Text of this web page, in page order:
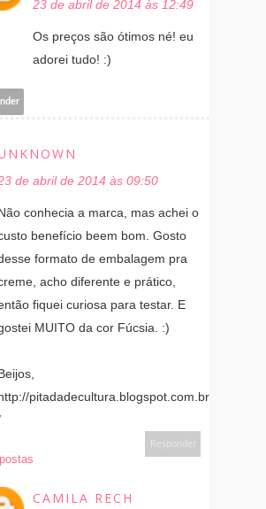
23 de abril de 2014 às 12:49
Os preços são ótimos né! eu
adorei tudo! :)
de abril de 2014 às 09:50
conhecia a marca, mas achei o
benefício beem bom. Gosto
formato de embalagem pra
acho diferente e prático,
fiquei curiosa para testar. E
MUITO da cor Fúcsia. :)
pitadadecultura.blogspot.com.br
Responder
CAMILA RECH